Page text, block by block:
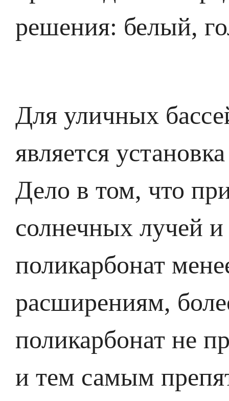
решения: белый,
Для уличных
является
Дело в том, что
солнечных лучей и
поликарбонат
расширениям,
поликарбонат не
и тем самым